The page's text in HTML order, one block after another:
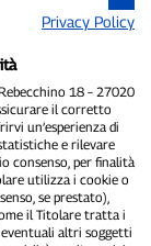
di Pavia
Srls- P.IVA
Federico
Privacy Policy
18 – 27020
il corretto
un’esperienza di
e rilevare
consenso, per finalità
utilizza i cookie o
se prestato),
il Titolare tratta i
altri soggetti